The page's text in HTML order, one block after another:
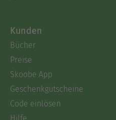
Kunden
Bücher
Preise
Skoobe App
Geschenkgutscheine
Code einlösen